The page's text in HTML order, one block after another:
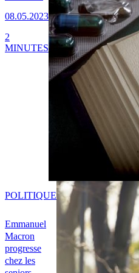
08.05.2023
2
MINUTES
Emmanuel
Macron
progresse
chez les
POLITIQUE